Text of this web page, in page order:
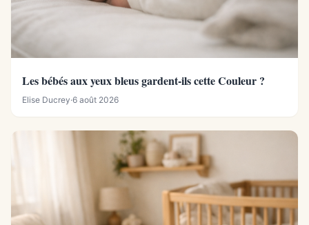
Les bébés aux yeux bleus gardent-ils cette Couleur ?
Elise Ducrey·6 août 2026